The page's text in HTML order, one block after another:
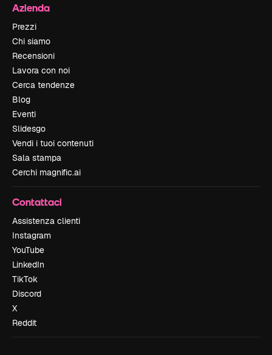
Azienda
Prezzi
Chi siamo
Recensioni
Lavora con noi
Cerca tendenze
Blog
Eventi
Slidesgo
Vendi i tuoi contenuti
Sala stampa
Cerchi magnific.ai
Contattaci
Assistenza clienti
Instagram
YouTube
LinkedIn
TikTok
Discord
X
Reddit